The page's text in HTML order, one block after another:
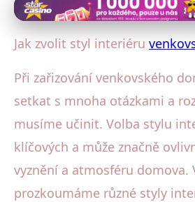
Venkovský dům: Interiérový design
Jak Vybrat Nejlepší
15. 10. 2025· 4 min čtení · Autor: Eva
Jak zvolit styl interiéru
Při zařizování venkovského
setkat s mnoha otázkami a
musíme učinit. Volba stylu
klíčových a může značně
vyznění a atmosféru domova.
prozkoumáme různé styly